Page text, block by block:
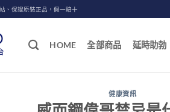
、保證原裝正品，假一賠十
HOME 全部商品 延時助勃
健康資訊